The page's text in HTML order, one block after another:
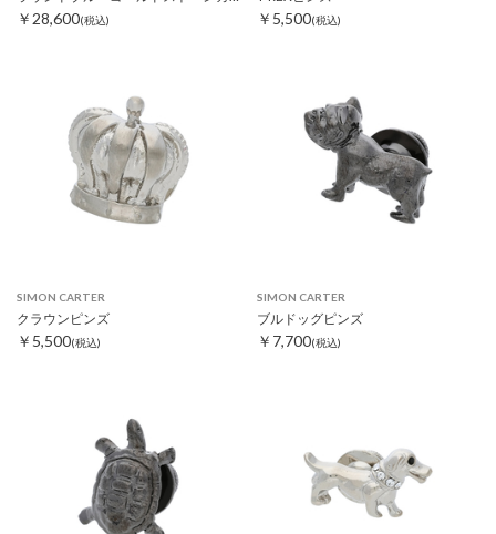
￥28,600(税込) ￥5,500(税込)
SIMON CARTER
クラウンピンズ
￥5,500(税込)
SIMON CARTER
ブルドッグピンズ
￥7,700(税込)